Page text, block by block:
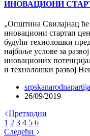
ИНОВАЦИОНИ
„Општина Свилајнац
иновациони стартап
будући технолошки
најбоље услове за
иновационих
и технолошки развој
26/09/2019
Претходни
1 2 3 4 5 6
Следећи